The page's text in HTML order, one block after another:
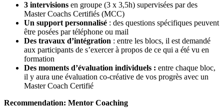
3 intervisions en groupe (3 x 3,5h) supervisées par des
Master Coachs Certifiés (MCC)
Un support personnalisé : des questions spécifiques peuvent
être posées par téléphone ou mail
Des travaux d’intégration : entre les blocs, il est demandé
aux participants de s’exercer à propos de ce qui a été vu en
formation
Des moments d’évaluation individuels : entre chaque bloc,
il y aura une évaluation co-créative de vos progrès avec un
Master Coach Certifié
Recommendation: Mentor Coaching